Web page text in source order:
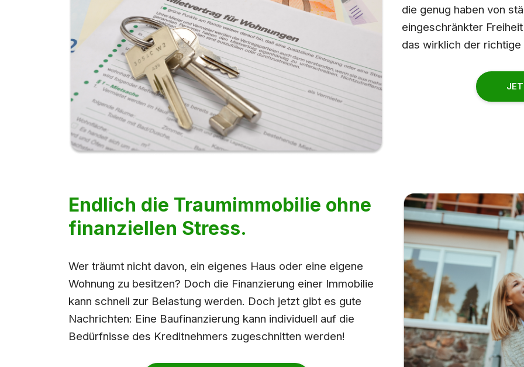
die genug haben von
eingeschränkter
das wirklich der
Endlich die Traumimmobilie ohne
finanziellen Stress.
Wer träumt nicht davon, ein eigenes Haus oder eine eigene
Wohnung zu besitzen? Doch die Finanzierung einer Immobilie
kann schnell zur Belastung werden. Doch jetzt gibt es gute
Nachrichten: Eine Baufinanzierung kann individuell auf die
Bedürfnisse des Kreditnehmers zugeschnitten werden!